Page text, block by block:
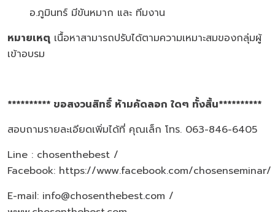
อ.ภูมินทร์ มีขันหมาก และ ทีมงาน
หมายเหตุ เนื้อหาสามารถปรับได้ตามความเหมาะสมของกลุ่มผู้
เข้าอบรม
********** ขอสงวนสิทธิ์ ห้ามคัดลอก ใดๆ ทั้งสิ้น**********
สอบถามรายละเอียดเพิ่มได้ที่ คุณเล็ก โทร. 063-846-6405
Line : chosenthebest /
Facebook: https://www.facebook.com/chosenseminar/
E-mail: info@chosenthebest.com /